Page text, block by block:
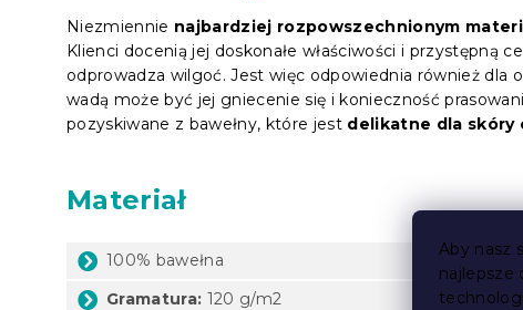
Aby nasz
najlepsze
Niezmiennie najbardziej rozpowszechnionym
Klienci docenią jej doskonałe właściwości i przystępną
odprowadza wilgoć. Jest więc odpowiednia również dla
wadą może być jej gniecenie się i konieczność
pozyskiwane z bawełny, które jest delikatne dla skóry
Materiał
100% bawełna
Gramatura: 120 g/m2